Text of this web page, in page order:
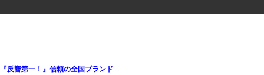
『反響第一！』信頼の全国ブランド